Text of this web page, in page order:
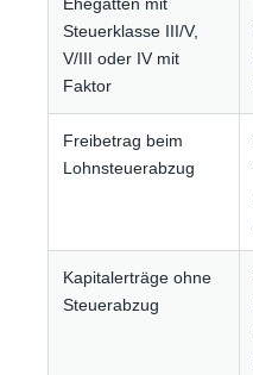
Steuerklasse III/V,
V/III oder IV mit
Faktor
Freibetrag beim
Lohnsteuerabzug
Kapitalerträge ohne
Steuerabzug